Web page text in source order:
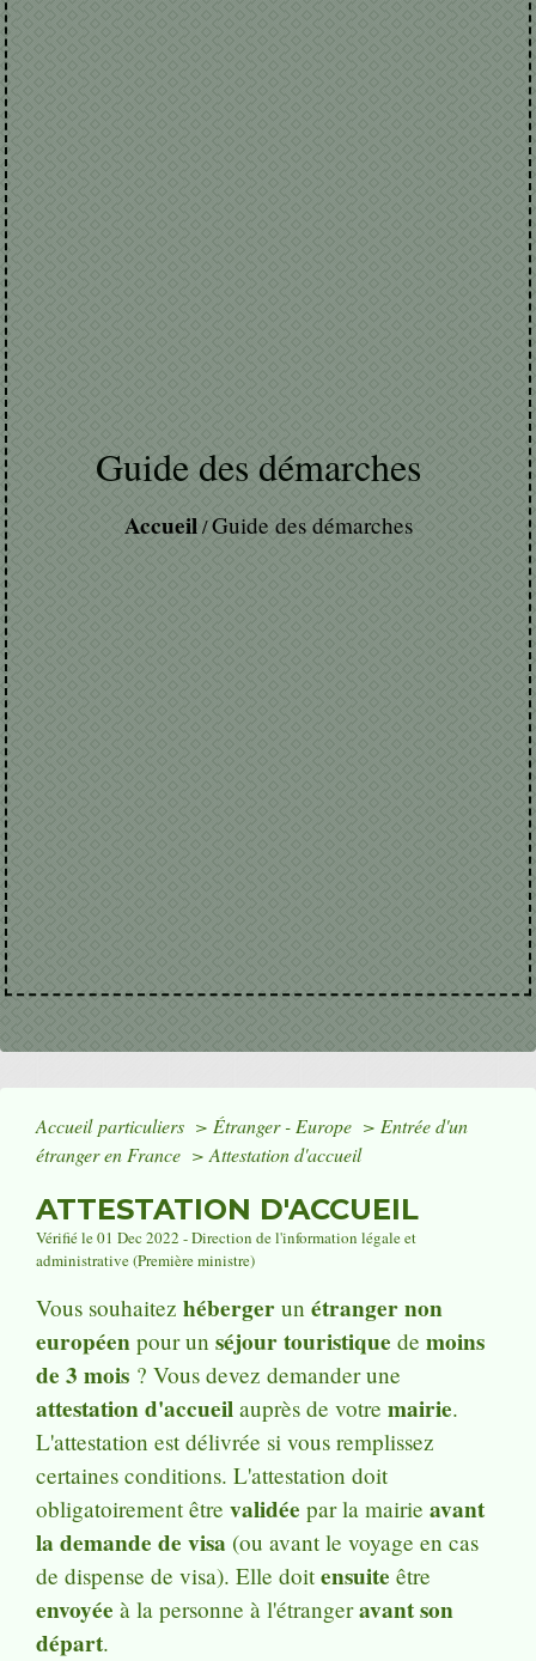
Guide des démarches
Accueil/Guide des démarches
Accueil particuliers > Étranger - Europe > Entrée d'un
étranger en France > Attestation d'accueil
ATTESTATION D'ACCUEIL
Vérifié le 01 Dec 2022 - Direction de l'information légale et
administrative (Première ministre)
Vous souhaitez héberger un étranger non
européen pour un séjour touristique de moins
de 3 mois ? Vous devez demander une
attestation d'accueil auprès de votre mairie.
L'attestation est délivrée si vous remplissez
certaines conditions. L'attestation doit
obligatoirement être validée par la mairie avant
la demande de visa (ou avant le voyage en cas
de dispense de visa). Elle doit ensuite être
envoyée à la personne à l'étrangeravant son
départ.